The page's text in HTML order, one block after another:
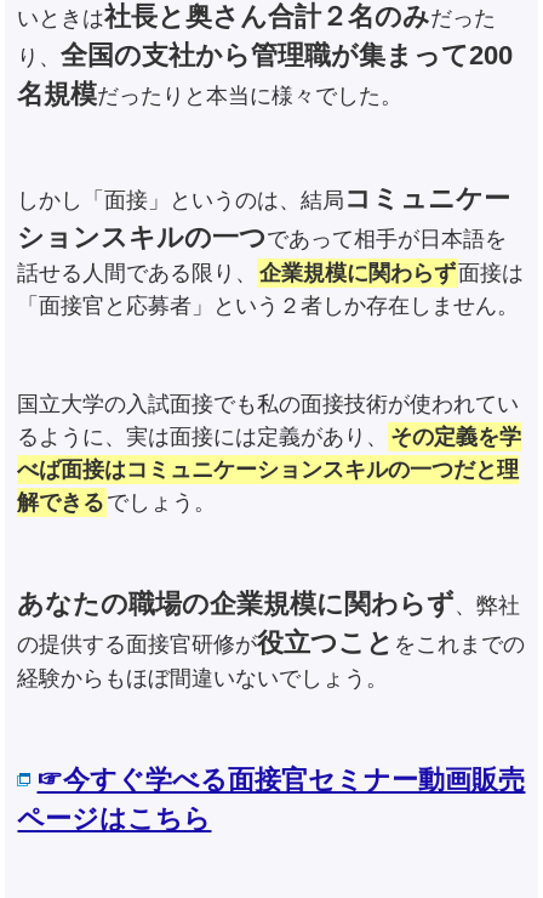
いときは社長と奥さん合計２名のみだった
り、全国の支社から管理職が集まって200
名規模だったりと本当に様々でした。
しかし「面接」というのは、結局 コミュニケー
ションスキルの一つであって相手が日本語を
話せる人間である限り、 企業規模に関わらず面接は
「面接官と応募者」という２者しか存在しません。
国立大学の入試面接でも私の面接技術が使われてい
るように、実は面接には定義があり、
その定義を学
べば面接はコミュニケーションスキルの一つだと理
解できる でしょう。
あなたの職場の企業規模に関わらず、弊社
の提供する面接官研修が役立つこと をこれまでの
経験からもほぼ間違いないでしょう。
☞今すぐ学べる面接官セミナー動画販売
ページはこちら